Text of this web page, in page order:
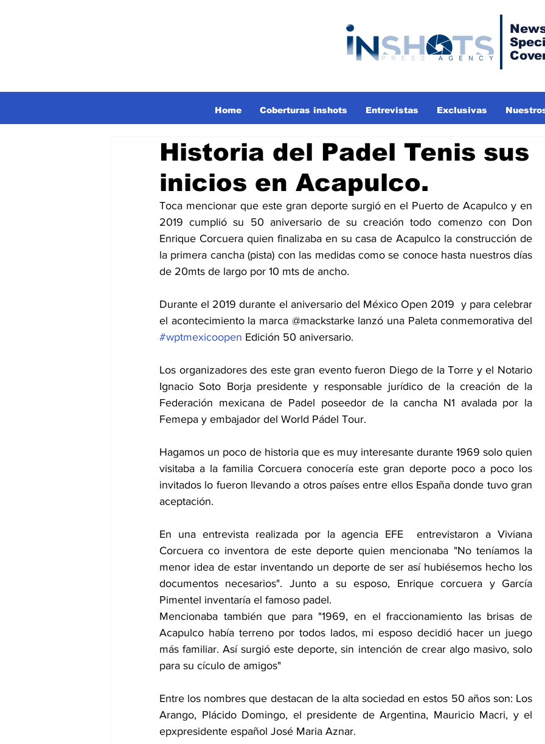
Home Coberturas inshots Entrevistas Exclusivas
Historia del Padel Tenis sus
inicios en Acapulco.
Toca mencionar que este gran deporte surgió en el Puerto de Acapulco y en
2019 cumplió su 50 aniversario de su creación todo comenzo con Don
Enrique Corcuera quien finalizaba en su casa de Acapulco la construcción de
la primera cancha (pista) con las medidas como se conoce hasta nuestros días
de 20mts de largo por 10 mts de ancho.
Durante el 2019 durante el aniversario del México Open 2019  y para celebrar
#wptmexicoopen Edición 50 aniversario.
Los organizadores des este gran evento fueron Diego de la Torre y el Notario
Ignacio Soto Borja presidente y responsable jurídico de la creación de la
Federación mexicana de Padel poseedor de la cancha N1 avalada por la
Femepa y embajador del World Pádel Tour.
Hagamos un poco de historia que es muy interesante durante 1969 solo quien
visitaba a la familia Corcuera conocería este gran deporte poco a poco los
invitados lo fueron llevando a otros países entre ellos España donde tuvo gran
aceptación.
En una entrevista realizada por la agencia EFE  entrevistaron a Viviana
Corcuera co inventora de este deporte quien mencionaba "No teníamos la
menor idea de estar inventando un deporte de ser así hubiésemos hecho los
documentos necesarios". Junto a su esposo, Enrique corcuera y García
Pimentel inventaría el famoso padel.
Mencionaba también que para "1969, en el fraccionamiento las brisas de
Acapulco había terreno por todos lados, mi esposo decidió hacer un juego
más familiar. Así surgió este deporte, sin intención de crear algo masivo, solo
para su cículo de amigos"
Entre los nombres que destacan de la alta sociedad en estos 50 años son: Los
Arango, Plácido Domingo, el presidente de Argentina, Mauricio Macri, y el
epxpresidente español José Maria Aznar.